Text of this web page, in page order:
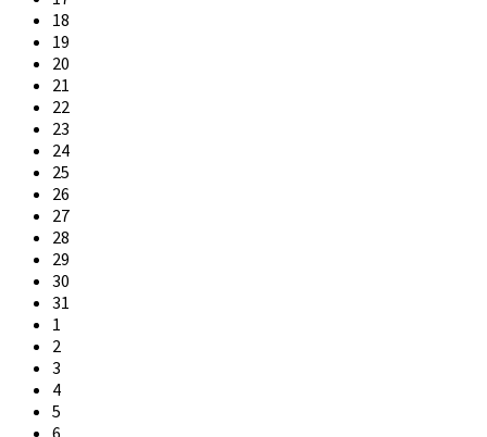
18
19
20
21
22
23
24
25
26
27
28
29
30
31
1
2
3
4
5
6